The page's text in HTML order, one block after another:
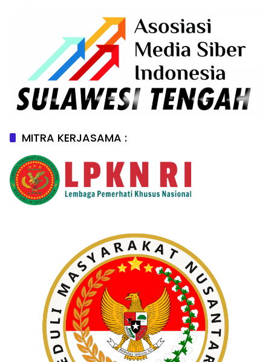
MITRA KERJASAMA :